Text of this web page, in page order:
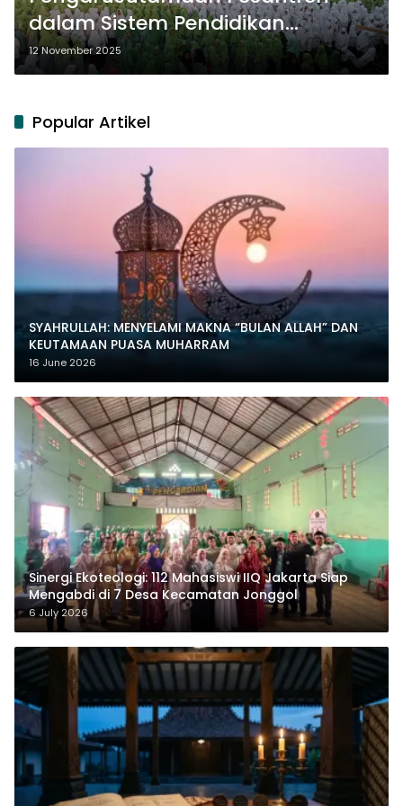
dalam Sistem Pendidikan
Nasional
12 November 2025
Popular Artikel
SYAHRULLAH: MENYELAMI MAKNA “BULAN ALLAH” DAN
KEUTAMAAN PUASA MUHARRAM
16 June 2026
‎Sinergi Ekoteologi: 112 Mahasiswi IIQ Jakarta Siap
Mengabdi di 7 Desa Kecamatan Jonggol
6 July 2026